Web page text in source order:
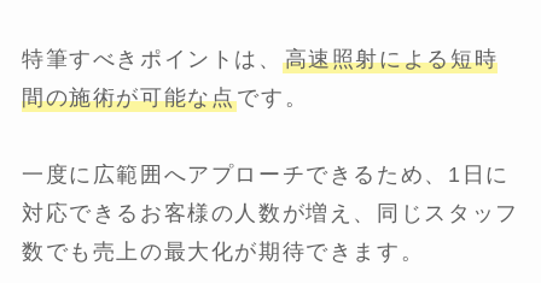
特筆すべきポイントは、 高速照射による短時
間の施術が可能な点です。
一度に広範囲へアプローチできるため、1日に
対応できるお客様の人数が増え、同じスタッフ
数でも売上の最大化が期待できます。